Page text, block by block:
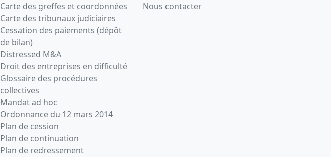
Carte des greffes et coordonnées
Carte des tribunaux judiciaires
Cessation des paiements (dépôt
de bilan)
Distressed M&A
Droit des entreprises en difficulté
Glossaire des procédures
collectives
Mandat ad hoc
Ordonnance du 12 mars 2014
Plan de cession
Plan de continuation
Plan de redressement
Nous contacter